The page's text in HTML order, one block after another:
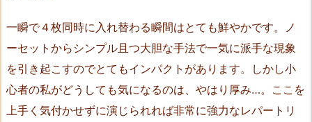
r
s
h
i
M
一瞬で４枚同時に入れ替わる瞬間はとても鮮やかです。ノ
ーセットからシンプル且つ大胆な手法で一気に派手な現象
を引き起こすのでとてもインパクトがあります。しかし小
心者の私がどうしても気になるのは、やはり厚み…。ここを
上手く気付かせずに演じられれば非常に強力なレパートリ